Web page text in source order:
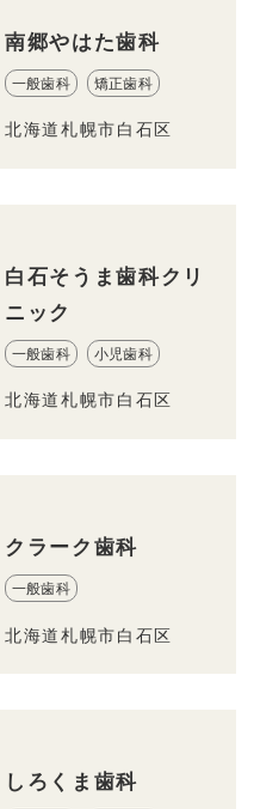
南郷やはた歯科
一般歯科 矯正歯科
北海道札幌市白石区
白石そうま歯科クリ
ニック
一般歯科 小児歯科
北海道札幌市白石区
クラーク歯科
一般歯科
北海道札幌市白石区
しろくま歯科